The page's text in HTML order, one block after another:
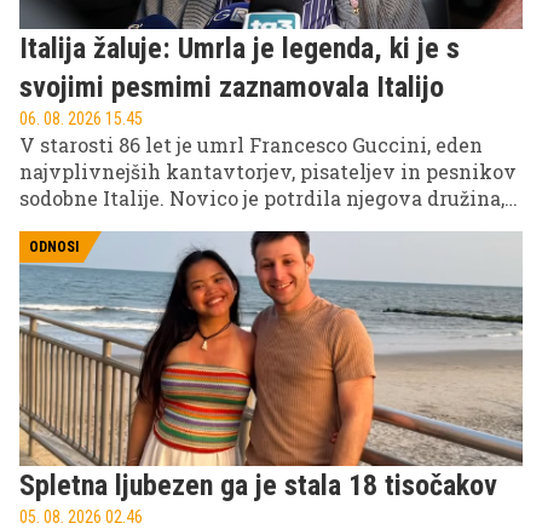
Italija žaluje: Umrla je legenda, ki je s
svojimi pesmimi zaznamovala Italijo
06. 08. 2026 15.45
V starosti 86 let je umrl Francesco Guccini, eden
najvplivnejših kantavtorjev, pisateljev in pesnikov
sodobne Italije. Novico je potrdila njegova družina,
ki je sporočila, da je Guccini umrl na svojem domu v
Pavani, pogreb pa bo potekal v ožjem družinskem
krogu.
ODNOSI
Spletna ljubezen ga je stala 18 tisočakov
05. 08. 2026 02.46